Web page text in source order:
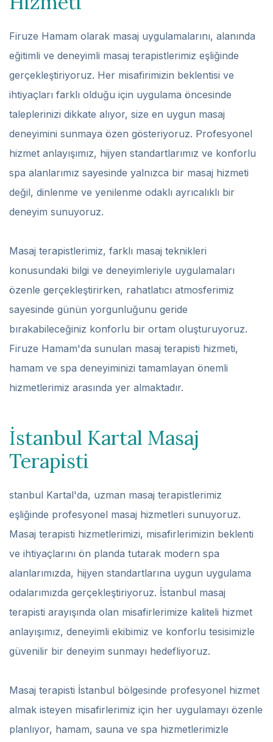
Firuze Hamam olarak masaj uygulamalarını, alanında
eğitimli ve deneyimli masaj terapistlerimiz eşliğinde
gerçekleştiriyoruz. Her misafirimizin beklentisi ve
ihtiyaçları farklı olduğu için uygulama öncesinde
taleplerinizi dikkate alıyor, size en uygun masaj
deneyimini sunmaya özen gösteriyoruz. Profesyonel
hizmet anlayışımız, hijyen standartlarımız ve konforlu
spa alanlarımız sayesinde yalnızca bir masaj hizmeti
değil, dinlenme ve yenilenme odaklı ayrıcalıklı bir
deneyim sunuyoruz.
Masaj terapistlerimiz, farklı masaj teknikleri
konusundaki bilgi ve deneyimleriyle uygulamaları
özenle gerçekleştirirken, rahatlatıcı atmosferimiz
sayesinde günün yorgunluğunu geride
bırakabileceğiniz konforlu bir ortam oluşturuyoruz.
Firuze Hamam'da sunulan masaj terapisti hizmeti,
hamam ve spa deneyiminizi tamamlayan önemli
hizmetlerimiz arasında yer almaktadır.
İstanbul Kartal Masaj
Terapisti
stanbul Kartal'da, uzman masaj terapistlerimiz
eşliğinde profesyonel masaj hizmetleri sunuyoruz.
Masaj terapisti hizmetlerimizi, misafirlerimizin beklenti
ve ihtiyaçlarını ön planda tutarak modern spa
alanlarımızda, hijyen standartlarına uygun uygulama
odalarımızda gerçekleştiriyoruz. İstanbul masaj
terapisti arayışında olan misafirlerimize kaliteli hizmet
anlayışımız, deneyimli ekibimiz ve konforlu tesisimizle
güvenilir bir deneyim sunmayı hedefliyoruz.
Masaj terapisti İstanbul bölgesinde profesyonel hizmet
almak isteyen misafirlerimiz için her uygulamayı özenle
planlıyor, hamam, sauna ve spa hizmetlerimizle